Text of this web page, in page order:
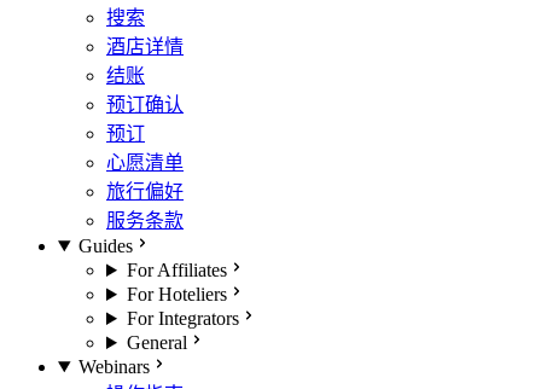
搜索
酒店详情
结账
预订确认
预订
心愿清单
旅行偏好
服务条款
Guides
For Affiliates
For Hoteliers
For Integrators
General
Webinars